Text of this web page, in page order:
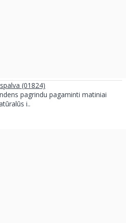
(01824)
pagrindu pagaminti matiniai
i..